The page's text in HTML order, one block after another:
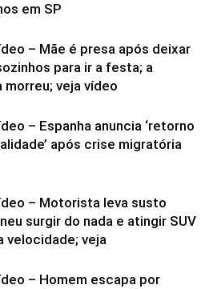
em SP
– Mãe é presa após deixar
para ir a festa; a
morreu; veja vídeo
– Espanha anuncia ‘retorno
após crise migratória
– Motorista leva susto
surgir do nada e atingir SUV
velocidade; veja
– Homem escapa por